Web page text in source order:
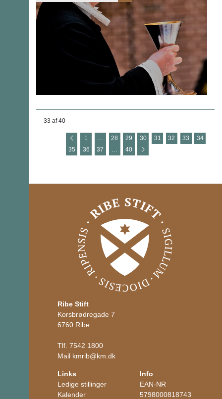
33 af 40
1 28 29 30 31 32 33
34
35
36 37 40
Ribe Stift
Korsbrødregade 7
6760 Ribe
Tlf.7542 1800
Mail kmrib@km.dk
Links
Ledige stillinger
Kalender
Info
EAN-NR
5798000818743